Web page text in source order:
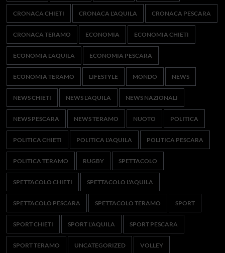
CRONACA CHIETI CRONACA L'AQUILA CRONACA PESCARA
CRONACA TERAMO ECONOMIA ECONOMIA CHIETI
ECONOMIA L'AQUILA ECONOMIA PESCARA
ECONOMIA TERAMO LIFESTYLE MONDO NEWS
NEWS CHIETI NEWS L'AQUILA NEWS NAZIONALI
NEWS PESCARA NEWS TERAMO NUOTO POLITICA
POLITICA CHIETI POLITICA L'AQUILA POLITICA PESCARA
POLITICA TERAMO RUGBY SPETTACOLO
SPETTACOLO CHIETI SPETTACOLO L'AQUILA
SPETTACOLO PESCARA SPETTACOLO TERAMO SPORT
SPORT CHIETI SPORT L'AQUILA SPORT PESCARA
SPORT TERAMO UNCATEGORIZED VOLLEY